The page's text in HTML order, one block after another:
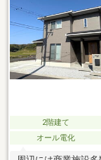
2階建て
オール電化